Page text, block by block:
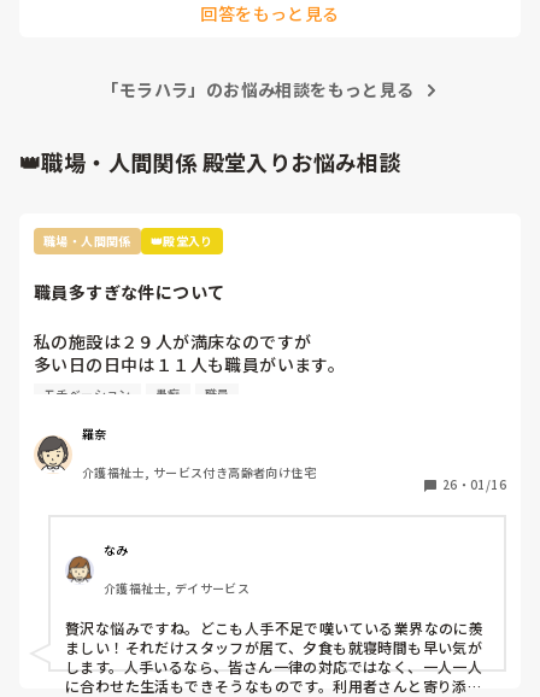
私はバラして欲しくない個人情報を管理職からバラされまし
あの人はそういう性格で逃げてもらわれるのはマッサンさんに
回答をもっと見る
「モラハラ」のお悩み相談をもっと見る
👑職場・人間関係 殿堂入りお悩み相談
職場・人間関係 👑殿堂入り
職員多すぎな件について
私の施設は２９人が満床なのですが
多い日の日中は１１人も職員がいます。
なので暇すぎて仕事内容がないです。
掃除担当がされるのですが、介護側の職員のすることもない
ため廊下の掃除や壁拭き、手すり消毒などの掃除をしていま
す。
と思う仕事内容ってありますか？
不満なのは16時までの勤務の職員が多いので、16時〜18時
は2人です。17時夕食が提供されるのですが
早く食べてもらって18時までには全員寝てもらうんです。
モチベーション 愚痴 職員
羅奈
介護福祉士, サービス付き高齢者向け住宅
26 ・ 01/16
なみ
介護福祉士, デイサービス
贅沢な悩みですね。どこも人手不足で嘆いている業界なのに羨
ましい！それだけスタッフが居て、夕食も就寝時間も早い気が
します。人手いるなら、皆さん一律の対応ではなく、一人一人
に合わせた生活もできそうなものです。利用者さんと寄り添っ